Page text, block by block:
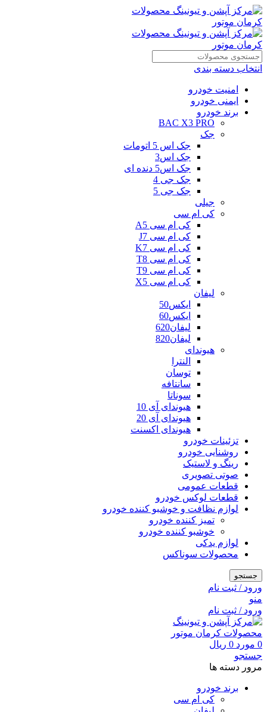
انتخاب دسته بندی
امنیت خودرو
ایمنی خودرو
برند خودرو
BAC X3 PRO
جک
جک اس 5 اتومات
جک اس3
جک اس5 دنده ای
جک جی 4
جک جی 5
جیلی
کی ام سی
کی ام سی A5
کی ام سی J7
کی ام سی K7
کی ام سی T8
کی ام سی T9
کی ام سی X5
لیفان
ایکس50
ایکس60
لیفان620
لیفان820
هیوندای
النترا
توسان
سانتافه
سوناتا
هیوندای آی 10
هیوندای آی 20
هیوندای اکسنت
تزئینات خودرو
روشنایی خودرو
رینگ و لاستیک
صوتی تصویری
قطعات عمومی
قطعات لوکس خودرو
لوازم نظافت و خوشبو کننده خودرو
تمیز کننده خودرو
خوشبو کننده خودرو
لوازم یدکی
محصولات سوناکس
جستجو
ورود / ثبت نام
منو
ورود / ثبت نام
0 مورد 0 ریال
جستجو
مرور دسته ها
برند خودرو
کی ام سی